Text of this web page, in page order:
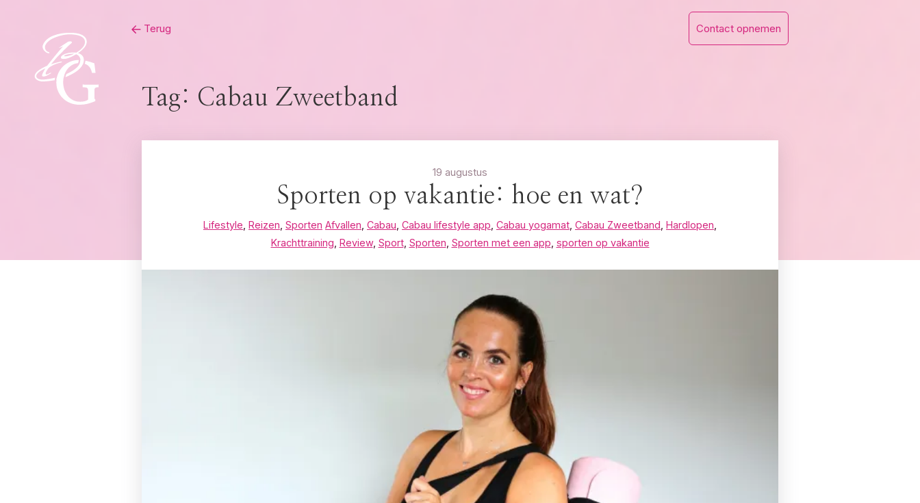
Terug Contact opnemen
Tag: Cabau Zweetband
19 augustus
Sporten op vakantie: hoe en wat?
Lifestyle Reizen Sporten Afvallen Cabau Cabau lifestyle app Cabau yogamat Cabau Zweetband Hardlopen
Krachttraining Review, Sport, Sporten Sporten met een app sporten op vakantie